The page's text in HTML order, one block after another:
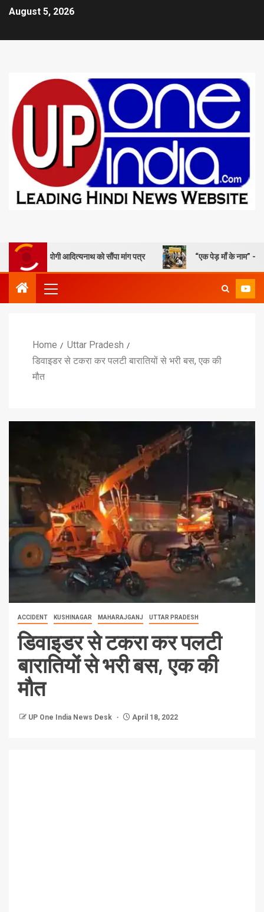
August 5, 2026
आदित्यनाथ को सौंपा मांग पत्र “एक पेड़ माँ के नाम” – सेण्ट ऐण्ड्रयूज
Home
Uttar Pradesh
डिवाइडर से टकरा कर पलटी बारातियों से भरी बस, एक की
मौत
ACCIDENT KUSHINAGAR MAHARAJGANJ UTTAR PRADESH
डिवाइडर से टकरा कर पलटी
बारातियों से भरी बस, एक की
मौत
UP One India News Desk April 18, 2022